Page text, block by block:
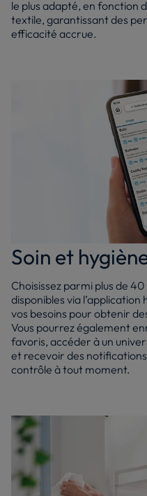
le plus adapté, en fonction
textile, garantissant des
efficacité accrue.
Soin et
Choisissez parmi plus de
disponibles via
vos besoins pour obtenir
Vous pourrez également
favoris, accéder à un
et recevoir des
contrôle à tout moment.